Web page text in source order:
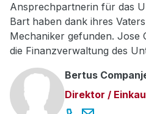
Ansprechpartnerin für das
Bart haben dank ihres
Mechaniker gefunden. Jose
die Finanzverwaltung des
Bertus
Direktor /